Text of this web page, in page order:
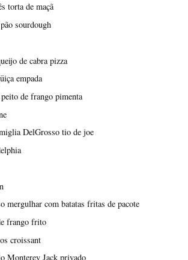
torta de maçã
sourdough
de cabra pizza
empada
de frango pimenta
DelGrosso tio de joe
mergulhar com batatas fritas de pacote
frango frito
croissant
Monterey Jack privado